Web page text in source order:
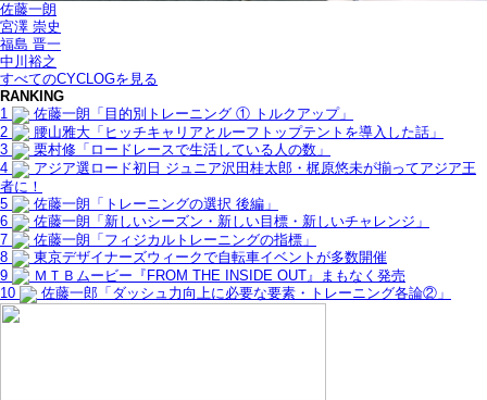
佐藤一朗
宮澤 崇史
福島 晋一
中川裕之
すべてのCYCLOGを見る
RANKING
1
佐藤一朗「目的別トレーニング ① トルクアップ」
2
腰山雅大「ヒッチキャリアとルーフトップテントを導入した話」
3
栗村修「ロードレースで生活している人の数」
4
アジア選ロード初日 ジュニア沢田桂太郎・梶原悠未が揃ってアジア王
者に！
5
佐藤一朗「トレーニングの選択 後編」
6
佐藤一朗「新しいシーズン・新しい目標・新しいチャレンジ」
7
佐藤一朗「フィジカルトレーニングの指標」
8
東京デザイナーズウィークで自転車イベントが多数開催
9
ＭＴＢムービー『FROM THE INSIDE OUT』まもなく発売
10
佐藤一郎「ダッシュ力向上に必要な要素・トレーニング各論②」